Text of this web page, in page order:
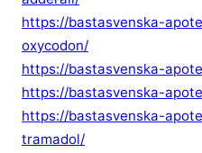
https://bastasvenska-
oxycodon/
https://bastasvenska-
https://bastasvenska-
https://bastasvenska-
tramadol/